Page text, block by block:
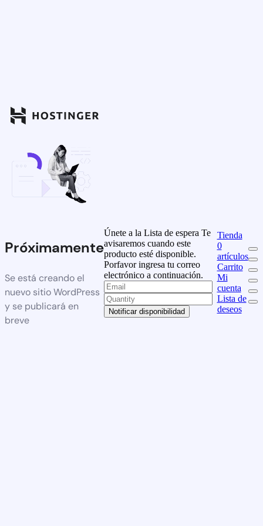
Próximamente
Se está creando el
nuevo sitio WordPress
y se publicará en
breve
Únete a la Lista de espera Te
avisaremos cuando este
producto esté disponible.
Porfavor ingresa tu correo
electrónico a continuación.
Notificar disponibilidad
Tienda
0
artículos
Carrito
Mi
cuenta
Lista de
deseos